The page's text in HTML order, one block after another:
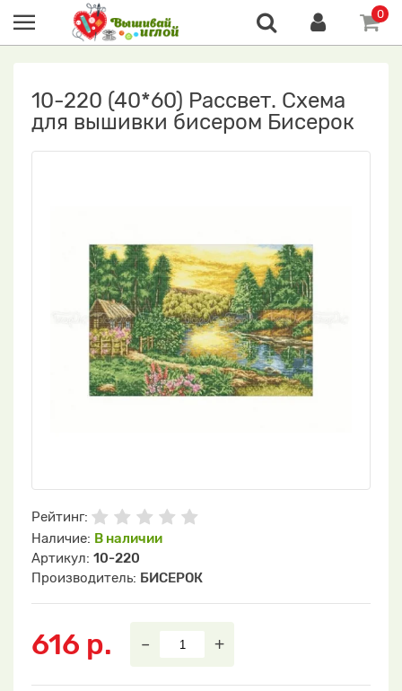
0
10-220 (40*60) Рассвет. Схема
для вышивки бисером Бисерок
Рейтинг:
Наличие: В наличии
Артикул: 10-220
Производитель: БИСЕРОК
616 р. – +